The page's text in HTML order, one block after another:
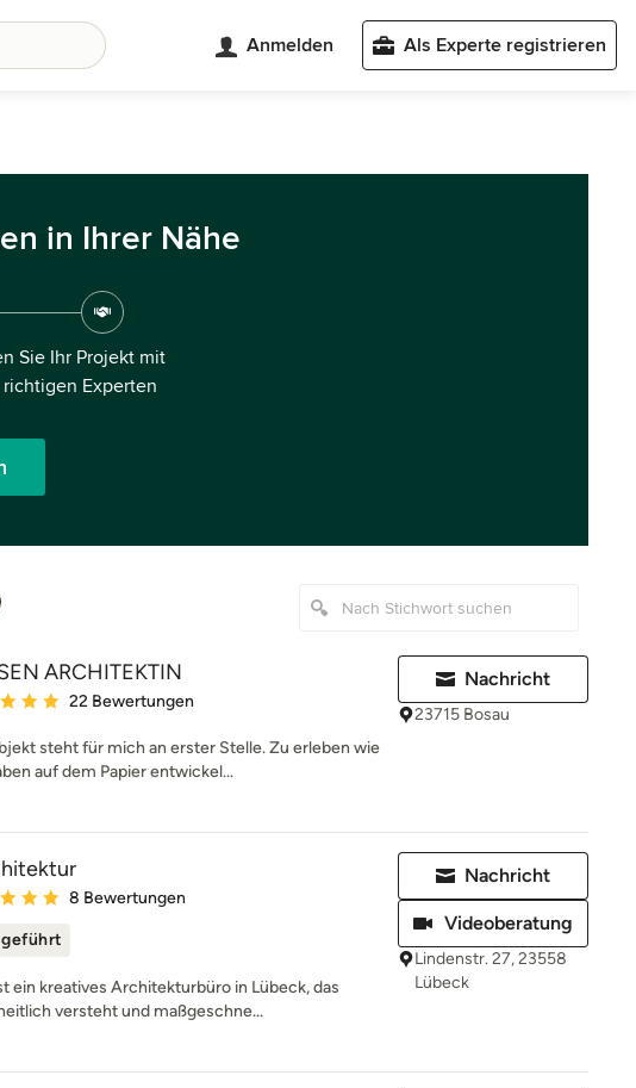
Anmelden Als Experte registrieren
in Ihrer Nähe
Sie Ihr Projekt mit
Experten
ARCHITEKTIN
Bewertung: 5 von 5 Sternen
22 Bewertungen
steht für mich an erster Stelle. Zu erleben wie
auf dem Papier entwickel...
Nachricht
23715 Bosau
Bewertung: 5 von 5 Sternen
8 Bewertungen
geführt
ein kreatives Architekturbüro in Lübeck, das
versteht und maßgeschne...
Nachricht
Videoberatung
Lindenstr. 27, 23558
Lübeck